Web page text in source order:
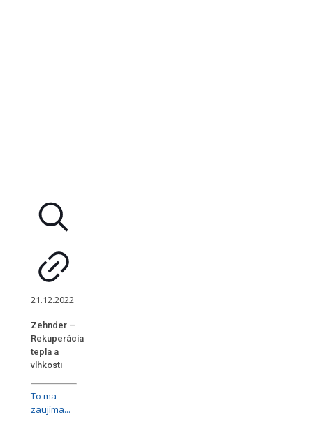
21.12.2022
Zehnder –
Rekuperácia
tepla a
vlhkosti
To ma
zaujíma...